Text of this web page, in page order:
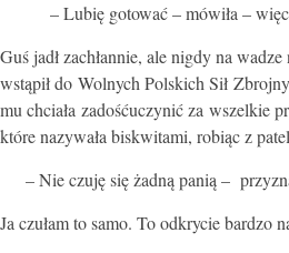
– Lubię gotować – mówiła – więc
Guś jadł zachłannie, ale nigdy na
wstąpił do Wolnych Polskich Sił
mu chciała zadośćuczynić za wszelkie
które nazywała biskwitami, robiąc z
– Nie czuję się żadną panią –
Ja czułam to samo. To odkrycie bardzo